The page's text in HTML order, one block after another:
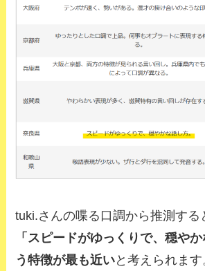
tuki.さんの喋る口調から推測する
「スピードがゆっくりで、穏や
う特徴が最も近いと考えられます